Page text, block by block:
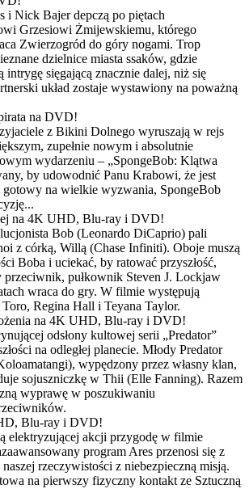
i Nick Bajer depczą po piętach
Grzesiowi Żmijewskiemu, którego
Zwierzogród do góry nogami. Trop
dzielnice miasta ssaków, gdzie
sięgającą znacznie dalej, niż się
układ zostaje wystawiony na poważną
na DVD!
z Bikini Dolnego wyruszają w rejs
zupełnie nowym i absolutnie
wydarzeniu – „SpongeBob: Klątwa
by udowodnić Panu Krabowi, że jest
na wielkie wyzwania, SpongeBob
na 4K UHD, Blu-ray i DVD!
Bob (Leonardo DiCaprio) pali
z córką, Willą (Chase Infiniti). Oboje muszą
Boba i uciekać, by ratować przyszłość,
przeciwnik, pułkownik Steven J. Lockjaw
wraca do gry. W filmie występują
Regina Hall i Teyana Taylor.
na 4K UHD, Blu-ray i DVD!
odsłony kultowej serii „Predator”
na odległej planecie. Młody Predator
wypędzony przez własny klan,
sojuszniczkę w Thii (Elle Fanning). Razem
wyprawę w poszukiwaniu
Blu-ray i DVD!
elektryzującej akcji przygodę w filmie
program Ares przenosi się z
rzeczywistości z niebezpieczną misją.
na pierwszy fizyczny kontakt ze Sztuczną